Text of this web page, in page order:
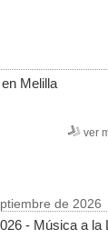
Melilla
ver
de 2026
- Música a la